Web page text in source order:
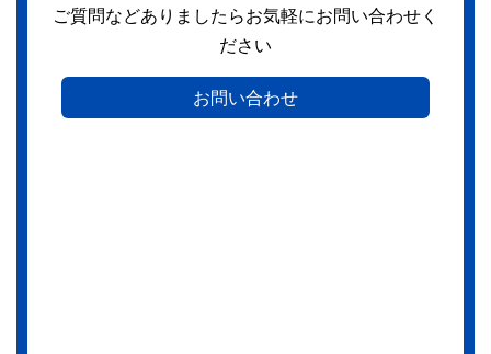
ご質問などありましたらお気軽にお問い合わせく
ださい
お問い合わせ